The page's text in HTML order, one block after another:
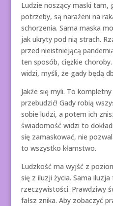
Ludzie noszący maski tam,
potrzeby, są narażeni na
schorzenia. Sama maska
jak ukryty pod nią strach.
przed nieistniejącą
ten sposób, ciężkie
widzi, myśli, że gady będą
Jakże się myli. To
przebudzić! Gady robią
sobie ludzi, a potem ich
świadomość widzi to
się zamaskować, nie
to wszystko kłamstwo.
Ludzkość ma wyjść z
się z iluzji życia. Sama iluzja
rzeczywistości. Prawdziwy
fałsz znika. Aby zobaczyć